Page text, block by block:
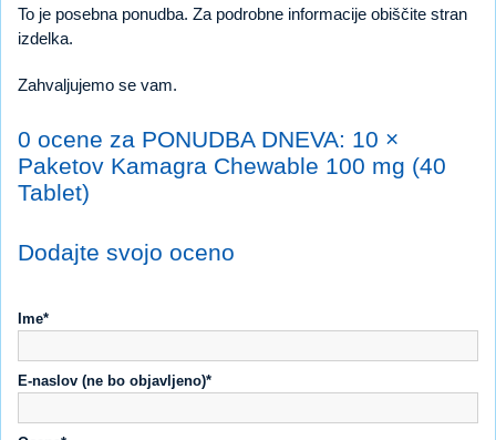
To je posebna ponudba. Za podrobne informacije obiščite stran
izdelka.
Zahvaljujemo se vam.
0 ocene za PONUDBA DNEVA: 10 ×
Paketov Kamagra Chewable 100 mg (40
Tablet)
Dodajte svojo oceno
Ime*
E-naslov (ne bo objavljeno)*